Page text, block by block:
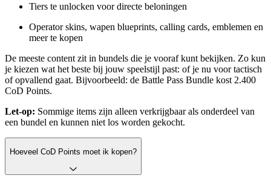
Tiers te unlocken voor directe beloningen
Operator skins, wapen blueprints, calling cards, emblemen en
meer te kopen
De meeste content zit in bundels die je vooraf kunt bekijken. Zo kun
je kiezen wat het beste bij jouw speelstijl past: of je nu voor tactisch
of opvallend gaat. Bijvoorbeeld: de Battle Pass Bundle kost 2.400
CoD Points.
Let-op: Sommige items zijn alleen verkrijgbaar als onderdeel van
een bundel en kunnen niet los worden gekocht.
Hoeveel CoD Points moet ik kopen?